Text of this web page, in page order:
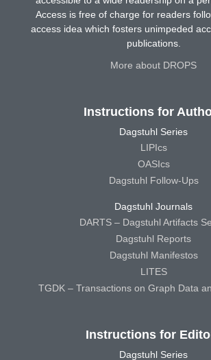
Access is free of charge for readers
access idea which fosters unimpeded
publications.
More about DROPS
Instructions for
Dagstuhl Series
LIPIcs
OASIcs
Dagstuhl Follow-Ups
Dagstuhl Journals
DARTS – Dagstuhl Artifacts
Dagstuhl Reports
Dagstuhl Manifestos
LITES
TGDK – Transactions on Graph Data
Instructions for
Dagstuhl Series